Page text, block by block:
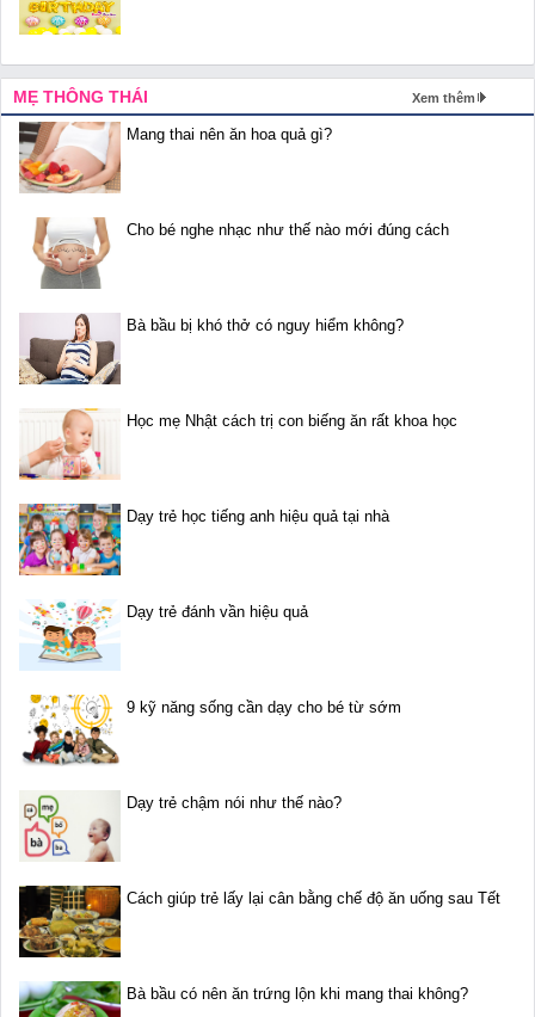
MẸ THÔNG THÁI Xem thêm
Mang thai nên ăn hoa quả gì?
Cho bé nghe nhạc như thế nào mới đúng cách
Bà bầu bị khó thở có nguy hiểm không?
Học mẹ Nhật cách trị con biếng ăn rất khoa học
Dạy trẻ học tiếng anh hiệu quả tại nhà
Dạy trẻ đánh vần hiệu quả
9 kỹ năng sống cần dạy cho bé từ sớm
Dạy trẻ chậm nói như thế nào?
Cách giúp trẻ lấy lại cân bằng chế độ ăn uống sau Tết
Bà bầu có nên ăn trứng lộn khi mang thai không?